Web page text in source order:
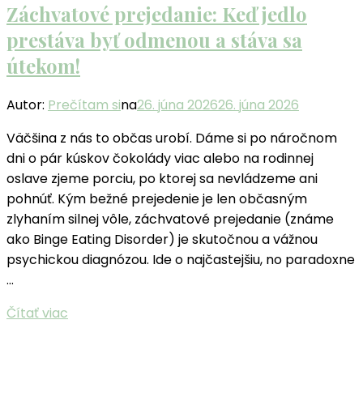
Záchvatové prejedanie: Keď jedlo
prestáva byť odmenou a stáva sa
útekom!
Autor: Prečítam sina26. júna 202626. júna 2026
Väčšina z nás to občas urobí. Dáme si po náročnom
dni o pár kúskov čokolády viac alebo na rodinnej
oslave zjeme porciu, po ktorej sa nevládzeme ani
pohnúť. Kým bežné prejedenie je len občasným
zlyhaním silnej vôle, záchvatové prejedanie (známe
ako Binge Eating Disorder) je skutočnou a vážnou
psychickou diagnózou. Ide o najčastejšiu, no paradoxne
…
Čítať viac